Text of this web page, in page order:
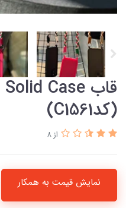
(کدC1561)
از 8
نمایش قیمت به همکار